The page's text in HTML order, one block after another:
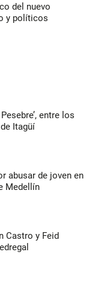
del nuevo
y políticos
entre los
Itagüí
abusar de joven en
Medellín
Castro y Feid